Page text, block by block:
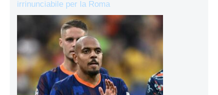
irrinunciabile per la Roma